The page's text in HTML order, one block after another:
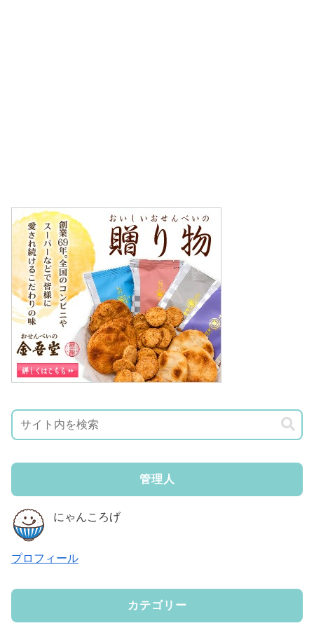
管理人
にゃんころげ
プロフィール
カテゴリー